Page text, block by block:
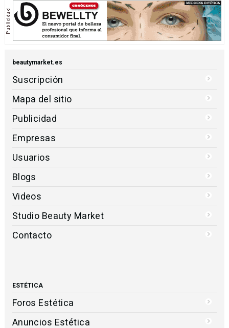
beautymarket.es
Suscripción
Mapa del sitio
Publicidad
Empresas
Usuarios
Blogs
Videos
Studio Beauty Market
Contacto
ESTÉTICA
Foros Estética
Anuncios Estética